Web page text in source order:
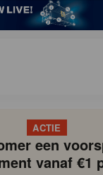
ACTIE
een
vanaf €1